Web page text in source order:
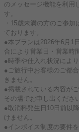
のメッセージ機能を利用
す。
・15歳未満の方のご参
ております。
●本プランは2026年6月1
合により営業日・営業時
●時季や仕入れ状況によ
●ご旅行中お客様のご都
きません。
●掲載されている内容が
その場でお申し出くださ
●取消料発生日10日前以
けません。
●インボイス制度の要件